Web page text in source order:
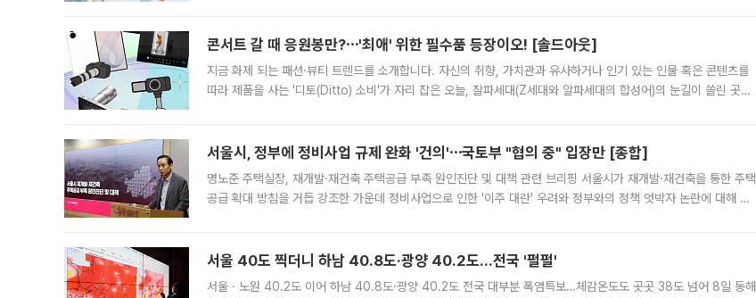
콘서트 갈 때 응원봉만?⋯'최애' 위한 필수품 등장이오! [솔드아웃]
지금 화제 되는 패션·뷰티 트렌드를 소개합니다. 자신의 취향, 가치관과 유사하거나 인기 있는 인물 혹은 콘텐츠를
따라 제품을 사는 '디토(Ditto) 소비'가 자리 잡은 오늘, 잘파세대(Z세대와 알파세대의 합성어)의 눈길이 쏠린 곳은
서울시, 정부에 정비사업 규제 완화 '건의'⋯국토부 "협의 중" 입장만 [종합]
명노준 주택실장, 재개발·재건축 주택공급 부족 원인진단 및 대책 관련 브리핑 서울시가 재개발·재건축을 통한 주택
공급 확대 방침을 거듭 강조한 가운데 정비사업으로 인한 '이주 대란' 우려와 정부와의 정책 엇박자 논란에 대해 정
서울 40도 찍더니 하남 40.8도·광양 40.2도…전국 '펄펄'
서울ㆍ노원 40.2도 이어 하남 40.8도·광양 40.2도 전국 대부분 폭염특보…체감온도도 곳곳 38도 넘어 8일 동해